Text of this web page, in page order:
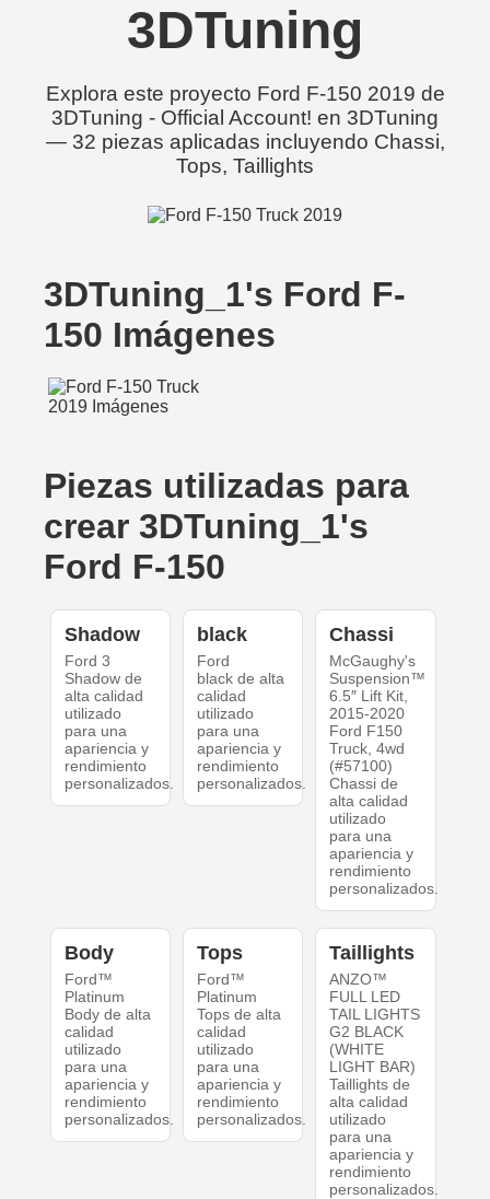
3DTuning
Explora este proyecto Ford F-150 2019 de
3DTuning - Official Account! en 3DTuning
— 32 piezas aplicadas incluyendo Chassi,
Tops, Taillights
3DTuning_1's Ford F-
150 Imágenes
Piezas utilizadas para
crear 3DTuning_1's
Ford F-150
Shadow
Ford 3
Shadow de
alta calidad
utilizado
para una
apariencia y
rendimiento
personalizados.
black
Ford
black de alta
calidad
utilizado
para una
apariencia y
rendimiento
personalizados.
Chassi
McGaughy's
Suspension™
6.5″ Lift Kit,
2015-2020
Ford F150
Truck, 4wd
(#57100)
Chassi de
alta calidad
utilizado
para una
apariencia y
rendimiento
personalizados.
Body
Ford™
Platinum
Body de alta
calidad
utilizado
para una
apariencia y
rendimiento
personalizados.
Tops
Ford™
Platinum
Tops de alta
calidad
utilizado
para una
apariencia y
rendimiento
personalizados.
Taillights
ANZO™
FULL LED
TAIL LIGHTS
G2 BLACK
(WHITE
LIGHT BAR)
Taillights de
alta calidad
utilizado
para una
apariencia y
rendimiento
personalizados.